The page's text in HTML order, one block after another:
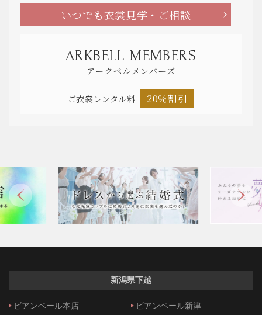
いつでも衣裳見学・ご相談
ARKBELL MEMBERS
アークベルメンバーズ
ご衣裳レンタル料 20％割引
新潟県下越
ビアンベール本店
ビアンベール新津